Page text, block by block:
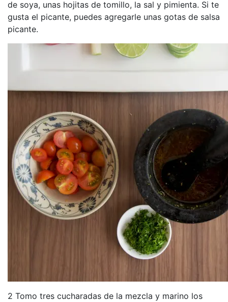
de soya, unas hojitas de tomillo, la sal y pimienta. Si te
gusta el picante, puedes agregarle unas gotas de salsa
picante.
2 Tomo tres cucharadas de la mezcla y marino los